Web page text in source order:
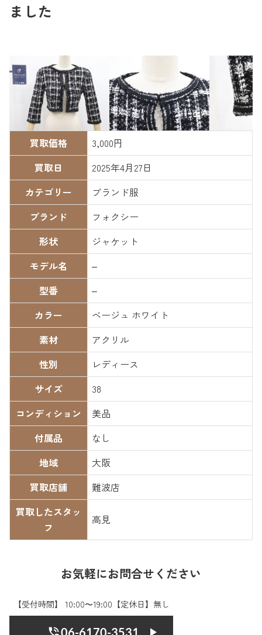
ました
買取価格
3,000円
買取日
2025年4月27日
カテゴリー
ブランド服
ブランド
フォクシー
形状
ジャケット
モデル名
–
型番
–
カラー
ベージュ ホワイト
素材
アクリル
性別
レディース
サイズ
38
コンディション
美品
付属品
なし
地域
大阪
買取店舗
難波店
買取したスタッ
フ
高見
お気軽にお問合せください
【受付時間】 10:00〜19:00【定休日】無し